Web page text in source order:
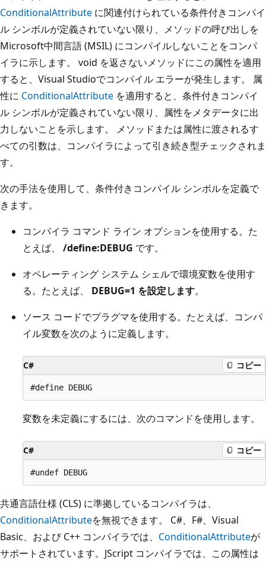
ConditionalAttribute に関連付けられている条件付きコンパイ
ル シンボルが定義されていない限り、メソッドの呼び出しを
Microsoft中間言語 (MSIL) にコンパイルしないことをコンパ
イラに示します。 void を返さないメソッドにこの属性を適用
すると、Visual Studioでコンパイル エラーが発生します。 属
性に ConditionalAttribute を適用すると、条件付きコンパイ
ル シンボルが定義されていない限り、属性をメタデータに出
力しないことを示します。 メソッドまたは属性に渡されるす
べての引数は、コンパイラによって引き続き型チェックされま
す。
次の手法を使用して、条件付きコンパイル シンボルを定義で
きます。
コンパイラ コマンド ライン オプションを使用する。た
とえば、 /define:DEBUG です。
オペレーティング システム シェルで環境変数を使用す
る。たとえば、 DEBUG=1 を設定します。
ソース コードでプラグマを使用する。たとえば、コンパ
イル変数を次のように定義します。
C# コピー
変数を未定義にするには、次のコマンドを使用します。
C# コピー
共通言語仕様 (CLS) に準拠しているコンパイラは、
ConditionalAttributeを無視できます。 C#、F#、Visual
Basic、および C++ コンパイラでは、 ConditionalAttributeが
サポートされています。JScript コンパイラでは、この属性は